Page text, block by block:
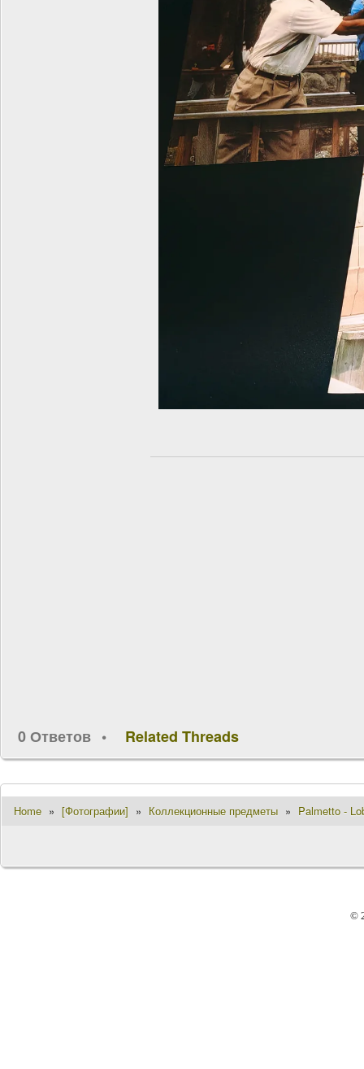
0 Ответов Related Threads
Home » [Фотографии] » Коллекционные предметы » Palmetto -
©